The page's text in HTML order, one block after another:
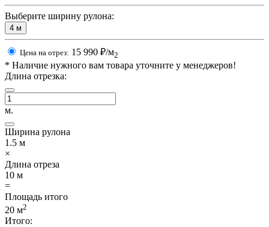
Выберите ширину рулона:
4 м
Цена на отрез: 15 990 ₽/м2
* Наличие нужного вам товара уточните у менеджеров!
Длина отрезка:
м.
Ширина рулона
1.5 м
×
Длина отреза
10 м
=
Площадь итого
20 м2
Итого: